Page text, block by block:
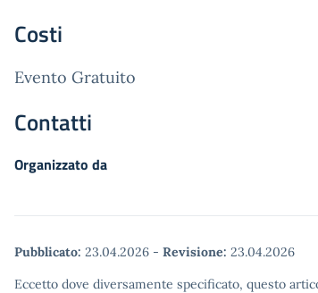
Costi
Evento Gratuito
Contatti
Organizzato da
Pubblicato: 23.04.2026 - Revisione: 23.04.2026
Eccetto dove diversamente specificato, questo